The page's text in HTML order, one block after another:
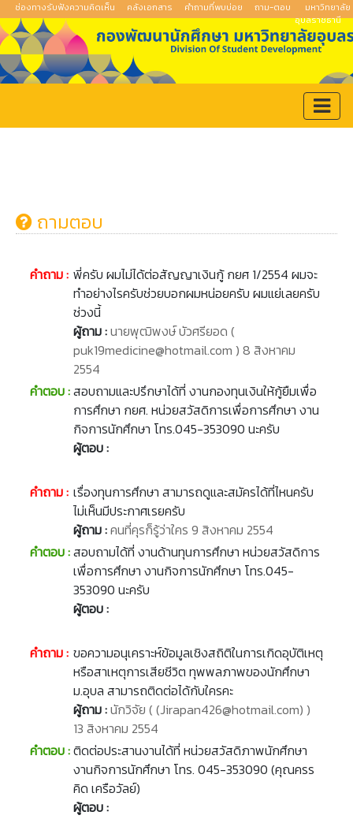
ช่องทางรับฟังความคิดเห็น คลังเอกสาร คำถามที่พบบ่อย ถาม-ตอบ
มหาวิทยาลัย
อุบลราชธานี
ถามตอบ
คำถาม : พี่ครับ ผมไม่ได้ต่อสัญญาเงินกู้ กยศ 1/2554 ผมจะ
ทำอย่างไรครับช่วยบอกผมหน่อยครับ ผมแย่เลยครับ
ช่วงนี้
ผู้ถาม :นายพุฒิพงษ์ บัวศรียอด (
puk19medicine@hotmail.com ) 8 สิงหาคม
2554
คำตอบ :สอบถามและปรึกษาได้ที่ งานกองทุนเงินให้กู้ยืมเพื่อ
การศึกษา กยศ. หน่วยสวัสดิการเพื่อการศึกษา งาน
กิจการนักศึกษา โทร.045-353090 นะครับ
ผู้ตอบ :
คำถาม : เรื่องทุนการศึกษา สามารถดูและสมัครได้ที่ไหนครับ
ไม่เห็นมีประกาศเรยครับ
ผู้ถาม :คนที่คุรก็รู้ว่าใคร 9 สิงหาคม 2554
คำตอบ :สอบถามได้ที่ งานด้านทุนการศึกษา หน่วยสวัสดิการ
เพื่อการศึกษา งานกิจการนักศึกษา โทร.045-
353090 นะครับ
ผู้ตอบ :
คำถาม : ขอความอนุเคราะห์ข้อมูลเชิงสถิติในการเกิดอุบัติเหตุ
หรือสาเหตุการเสียชีวิต ทุพพลภาพของนักศึกษา
ม.อุบล สามารถติดต่อได้กับใครคะ
ผู้ถาม :นักวิจัย ( (Jirapan426@hotmail.com) )
13 สิงหาคม 2554
คำตอบ :ติดต่อประสานงานได้ที่ หน่วยสวัสดิภาพนักศึกษา
งานกิจการนักศึกษา โทร. 045-353090 (คุณครร
คิด เครือวัลย์)
ผู้ตอบ :